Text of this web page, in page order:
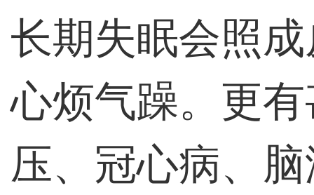
长期失眠会照
心烦气躁。更
压、冠心病、